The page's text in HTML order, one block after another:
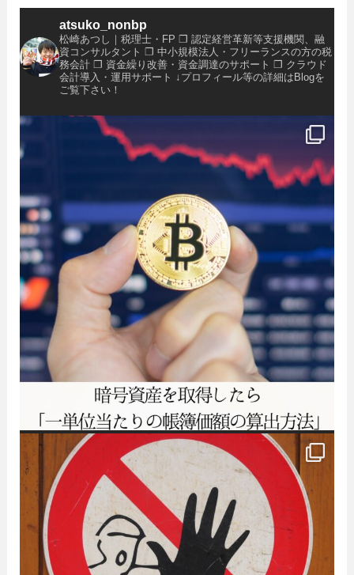
atsuko_nonbp
松崎あつし｜税理士・FP ❐ 認定経営革新等支援機関、融
資コンサルタント ❐ 中小規模法人・フリーランスの方の税
務会計❐ 資金繰り改善・資金調達のサポート ❐ クラウド
会計導入・運用サポート ↓プロフィール等の詳細はBlogを
ご覧下さい！